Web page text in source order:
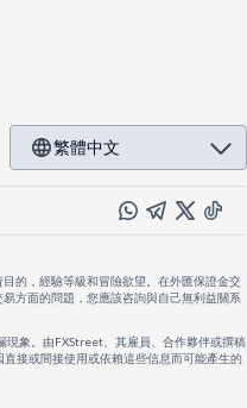
繁體中文
的，經驗等級和冒險欲望。在外匯保證金交
方面的問題，您應該咨詢與自己無利益關系
象。由FXStreet、其雇員、合作夥伴或撰稿
接或間接使用或依賴這些信息而可能產生的